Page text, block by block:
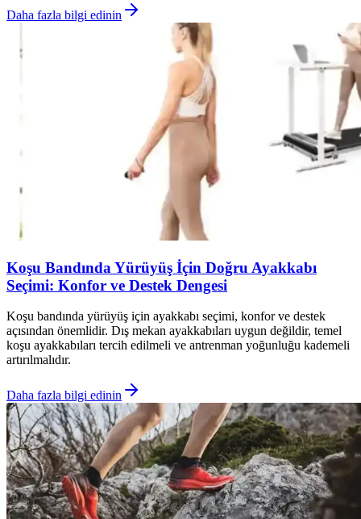
Daha fazla bilgi edinin
Koşu Bandında Yürüyüş İçin Doğru Ayakkabı
Seçimi: Konfor ve Destek Dengesi
Koşu bandında yürüyüş için ayakkabı seçimi, konfor ve destek
açısından önemlidir. Dış mekan ayakkabıları uygun değildir, temel
koşu ayakkabıları tercih edilmeli ve antrenman yoğunluğu kademeli
artırılmalıdır.
Daha fazla bilgi edinin